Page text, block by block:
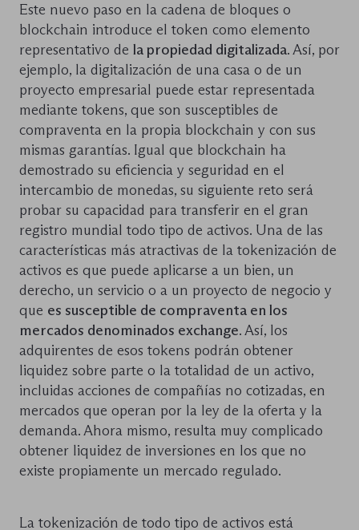
Este nuevo paso en la cadena de bloques o
blockchain introduce el token como elemento
representativo de la propiedad digitalizada. Así, por
ejemplo, la digitalización de una casa o de un
proyecto empresarial puede estar representada
mediante tokens, que son susceptibles de
compraventa en la propia blockchain y con sus
mismas garantías. Igual que blockchain ha
demostrado su eficiencia y seguridad en el
intercambio de monedas, su siguiente reto será
probar su capacidad para transferir en el gran
registro mundial todo tipo de activos. Una de las
características más atractivas de la tokenización de
activos es que puede aplicarse a un bien, un
derecho, un servicio o a un proyecto de negocio y
que es susceptible de compraventa en los
mercados denominados exchange. Así, los
adquirentes de esos tokens podrán obtener
liquidez sobre parte o la totalidad de un activo,
incluidas acciones de compañías no cotizadas, en
mercados que operan por la ley de la oferta y la
demanda. Ahora mismo, resulta muy complicado
obtener liquidez de inversiones en los que no
existe propiamente un mercado regulado.
La tokenización de todo tipo de activos está